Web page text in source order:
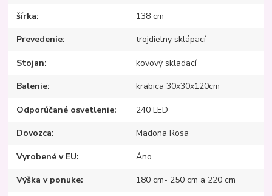
šírka 138 cm
Prevedenie trojdielny sklápací
Stojan kovový skladací
Balenie krabica 30x30x120cm
Odporúčané osvetlenie 240 LED
Dovozca Madona Rosa
Vyrobené v EU Áno
Výška v ponuke 180 cm- 250 cm a 220 cm